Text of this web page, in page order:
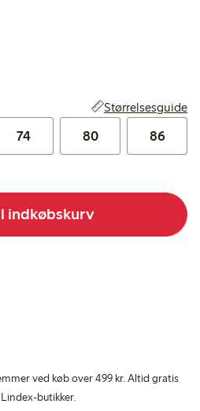
Størrelsesguide
74 80 86
indkøbskurv
ved køb over 499 kr. Altid gratis
butikker.